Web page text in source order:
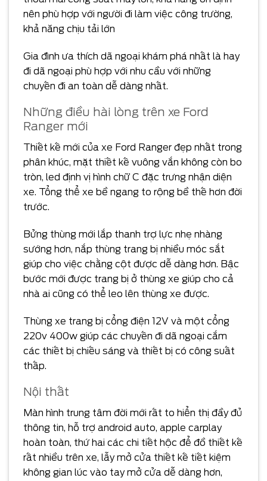
nên phù hợp với người đi làm việc công trường,
khả năng chịu tải lớn
Gia đình ưa thích dã ngoại khám phá nhất là hay
đi dã ngoại phù hợp với nhu cầu với những
chuyến đi an toàn dễ dàng nhất.
Những điều hài lòng trên xe Ford
Ranger mới
Thiết kế mới của xe Ford Ranger đẹp nhất trong
phân khúc, mặt thiết kế vuông vắn không còn bo
tròn, led định vị hình chữ C đặc trưng nhận diện
xe. Tổng thể xe bề ngang to rộng bề thế hơn đời
trước.
Bửng thùng mới lắp thanh trợ lực nhẹ nhàng
sướng hơn, nắp thùng trang bị nhiều móc sắt
giúp cho việc chằng cột được dễ dàng hơn. Bậc
bước mới được trang bị ở thùng xe giúp cho cả
nhà ai cũng có thể leo lên thùng xe được.
Thùng xe trang bị cổng điện 12V và một cổng
220v 400w giúp các chuyến đi dã ngoại cắm
các thiết bị chiếu sáng và thiết bị có công suất
thấp.
Nội thất
Màn hình trung tâm đời mới rất to hiển thị đầy đủ
thông tin, hỗ trợ android auto, apple carplay
hoàn toàn, thứ hai các chi tiết hộc để đồ thiết kế
rất nhiều trên xe, lẫy mở cửa thiết kế tiết kiệm
không gian lúc vào tay mở cửa dễ dàng hơn,